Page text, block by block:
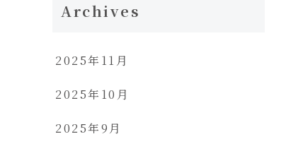
Archives
2025年11月
2025年10月
2025年9月